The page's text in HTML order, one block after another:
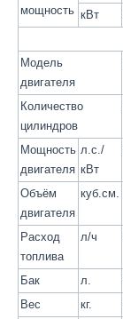
мощность кВт
Модель
двигателя
Количество
цилиндров
Мощность
двигателя
л.с./
кВт
Объём
двигателя
куб.см.
Расход
топлива
л/ч
Бак л.
Вес
кг.